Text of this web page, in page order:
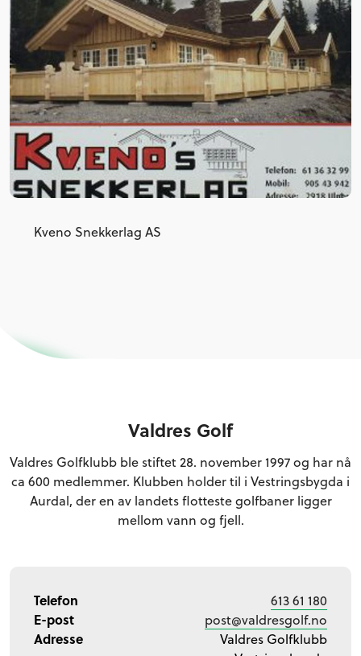
Kveno Snekkerlag AS
Valdres Golf
Valdres Golfklubb ble stiftet 28. november 1997 og har nå
ca 600 medlemmer. Klubben holder til i Vestringsbygda i
Aurdal, der en av landets flotteste golfbaner ligger
mellom vann og fjell.
Telefon 613 61 180
E-post post@valdresgolf.no
Adresse
Valdres Golfklubb